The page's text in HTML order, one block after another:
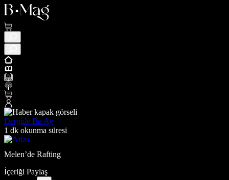
Dergide Bu Ay
1 dk okunma süresi
Melen’de Rafting
İçeriği Paylaş